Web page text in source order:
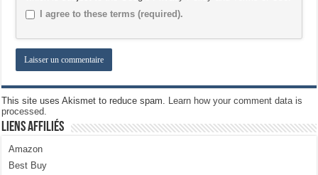
I agree to these terms (required).
This site uses Akismet to reduce spam.
Learn how your comment data is
processed.
Liens Affiliés
Amazon
Best Buy